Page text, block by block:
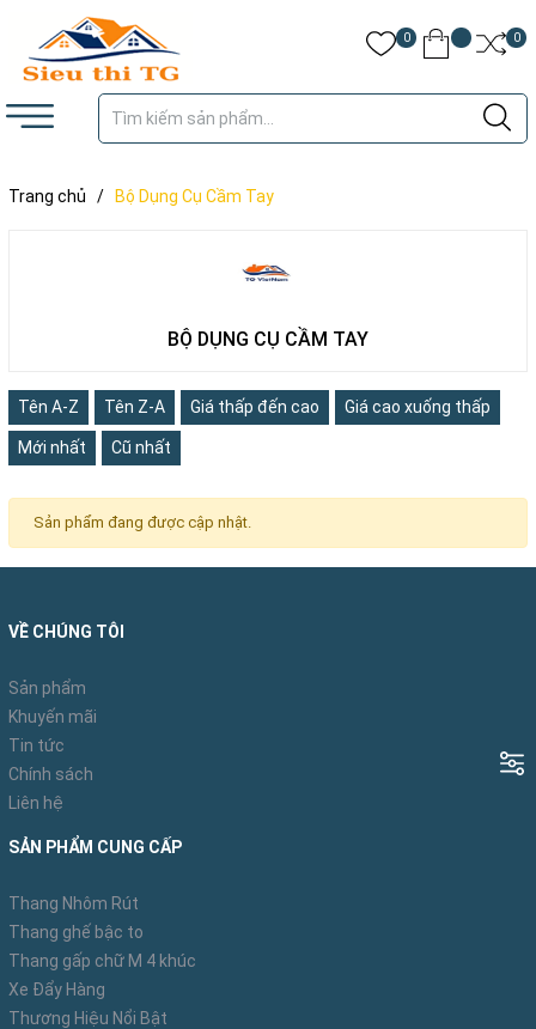
0 0
Trang chủ / Bộ Dụng Cụ Cầm Tay
BỘ DỤNG CỤ CẦM TAY
Tên A-Z Tên Z-A Giá thấp đến cao Giá cao xuống thấp
Mới nhất Cũ nhất
Sản phẩm đang được cập nhật.
VỀ CHÚNG TÔI
Sản phẩm
Khuyến mãi
Tin tức
Chính sách
Liên hệ
SẢN PHẨM CUNG CẤP
Thang Nhôm Rút
Thang ghế bậc to
Thang gấp chữ M 4 khúc
Xe Đẩy Hàng
Thương Hiệu Nổi Bật